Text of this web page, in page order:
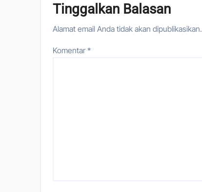
Tinggalkan Balasan
Alamat email Anda tidak akan dipublikasikan.
Komentar*